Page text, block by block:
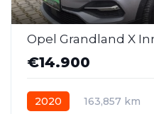
€14.900
2020 163,857 km